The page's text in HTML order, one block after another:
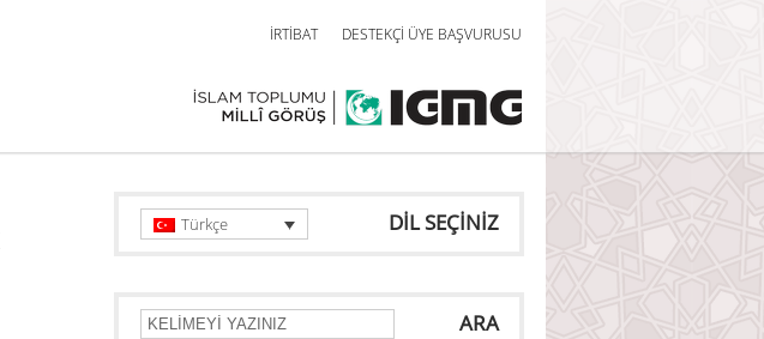
İRTİBAT DESTEKÇİ ÜYE BAŞVURUSU
DİL SEÇİNİZ
Türkçe
ARA